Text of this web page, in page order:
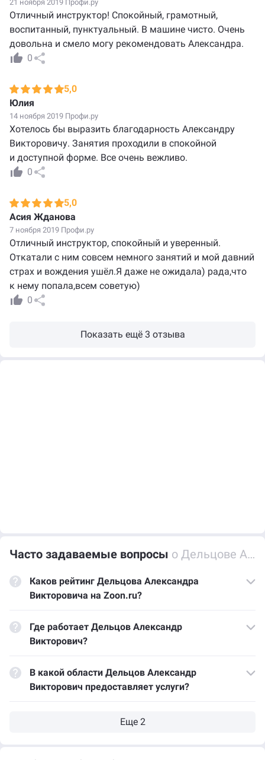
21 ноября 2019 Профи.ру
Отличный инструктор! Спокойный, грамотный,
воспитанный, пунктуальный. В машине чисто. Очень
довольна и смело могу рекомендовать Александра.
0
5,0
Юлия
14 ноября 2019 Профи.ру
Хотелось бы выразить благодарность Александру
Викторовичу. Занятия проходили в спокойной
и доступной форме. Все очень вежливо.
0
5,0
Асия Жданова
7 ноября 2019 Профи.ру
Отличный инструктор, спокойный и уверенный.
Откатали с ним совсем немного занятий и мой давний
страх и вождения ушёл.Я даже не ожидала) рада,что
к нему попала,всем советую)
0
Показать ещё 3 отзыва
Часто задаваемые вопросы о Дельцове Александре Викторовиче
Каков рейтинг Дельцова Александра
Викторовича на Zoon.ru?
Где работает Дельцов Александр
Викторович?
В какой области Дельцов Александр
Викторович предоставляет услуги?